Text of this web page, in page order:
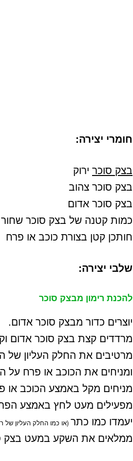
חומרי יצירה:
בצק סוכר ירוק
בצק סוכר צהוב
בצק סוכר אדום
כמות קטנה של בצק סוכר שחור
חותכן קטן בצורת כוכב או פרח
שלבי יצירה:
להכנת רימון מבצק סוכר
יוצרים כדור מבצק סוכר אדום.
מרדדים קצת בצק סוכר אדום
מרטיבים את החלק העליון של
ומניחים את הכוכב או פרח על
מניחים מקל באמצע הכוכב או
מפעילים מעט לחץ באמצע
יעמדו כמו כתר (או כמו החלק העליון של
ממלאים את השקע במעט בצק